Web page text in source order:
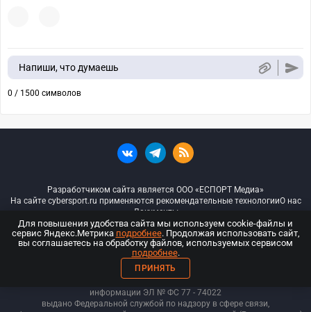
Напиши, что думаешь
0 / 1500 символов
Разработчиком сайта является ООО «ЕСПОРТ Медиа»
На сайте cybersport.ru применяются рекомендательные технологииО нас
Документы
© ООО «Киберспорт.ру» — Все права защищены
18+
ООО «Киберспорт.ру». Свидетельство о регистрации средств массовой
информации ЭЛ № ФС 77 - 74022
выдано Федеральной службой по надзору в сфере связи,
Для повышения удобства сайта мы используем cookie-файлы и
сервис Яндекс.Метрика подробнее. Продолжая использовать сайт,
вы соглашаетесь на обработку файлов, используемых сервисом
подробнее.
ПРИНЯТЬ